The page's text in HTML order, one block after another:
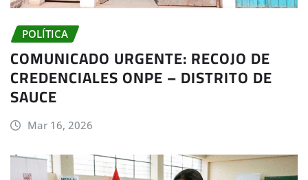
POLÍTICA
COMUNICADO URGENTE: RECOJO DE
CREDENCIALES ONPE – DISTRITO DE
SAUCE
Mar 16, 2026